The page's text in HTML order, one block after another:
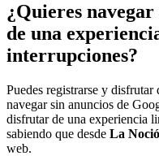
¿Quieres
de una
interrupciones?
Puedes registrarse y disfrutar
navegar sin anuncios de
disfrutar de una experiencia
sabiendo que desde La
web.